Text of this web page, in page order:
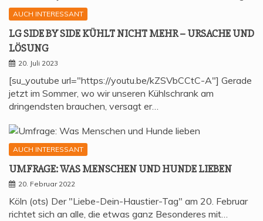
AUCH INTERESSANT
LG SIDE BY SIDE KÜHLT NICHT MEHR – URSA­CHE UND
LÖSUNG
20. Juli 2023
[su_youtube url="https://youtu.be/kZSVbCCtC-A"] Gerade
jetzt im Sommer, wo wir unseren Kühlschrank am
dringendsten brauchen, versagt er…
AUCH INTERESSANT
UMFRA­GE: WAS MEN­SCHEN UND HUN­DE LIEBEN
20. Februar 2022
Köln (ots) Der "Liebe-Dein-Haustier-Tag" am 20. Februar
richtet sich an alle, die etwas ganz Besonderes mit…